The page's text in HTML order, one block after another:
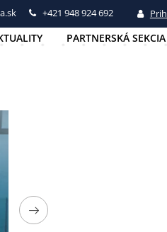
+421 948 924 692
PARTNERSKÁ SEKCIA